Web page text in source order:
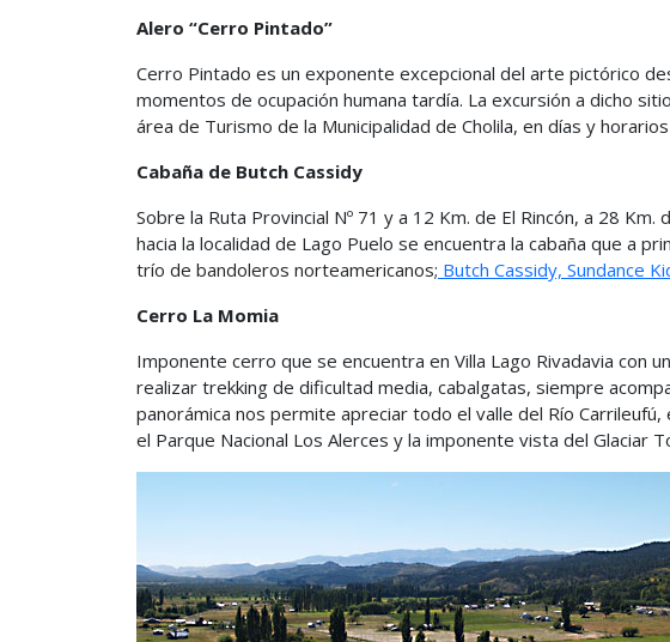
Alero “Cerro Pintado”
Cerro Pintado es un exponente excepcional del arte pictórico
momentos de ocupación humana tardía. La excursión a dicho
área de Turismo de la Municipalidad de Cholila, en días y
Cabaña de Butch Cassidy
Sobre la Ruta Provincial Nº 71 y a 12 Km. de El Rincón, a 28
hacia la localidad de Lago Puelo se encuentra la cabaña que a
trío de bandoleros norteamericanos; Butch Cassidy, Sundance
Cerro La Momia
Imponente cerro que se encuentra en Villa Lago Rivadavia con
realizar trekking de dificultad media, cabalgatas, siempre
panorámica nos permite apreciar todo el valle del Río Carrileufú,
el Parque Nacional Los Alerces y la imponente vista del Glaciar